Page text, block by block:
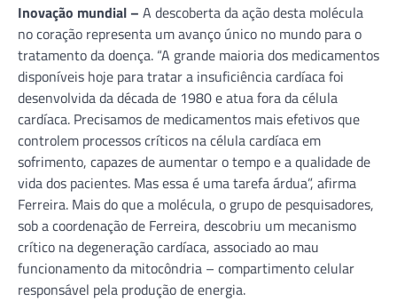
Inovação mundial – A descoberta da ação desta molécula
no coração representa um avanço único no mundo para o
tratamento da doença. “A grande maioria dos medicamentos
disponíveis hoje para tratar a insuficiência cardíaca foi
desenvolvida da década de 1980 e atua fora da célula
cardíaca. Precisamos de medicamentos mais efetivos que
controlem processos críticos na célula cardíaca em
sofrimento, capazes de aumentar o tempo e a qualidade de
vida dos pacientes. Mas essa é uma tarefa árdua”, afirma
Ferreira. Mais do que a molécula, o grupo de pesquisadores,
sob a coordenação de Ferreira, descobriu um mecanismo
crítico na degeneração cardíaca, associado ao mau
funcionamento da mitocôndria – compartimento celular
responsável pela produção de energia.